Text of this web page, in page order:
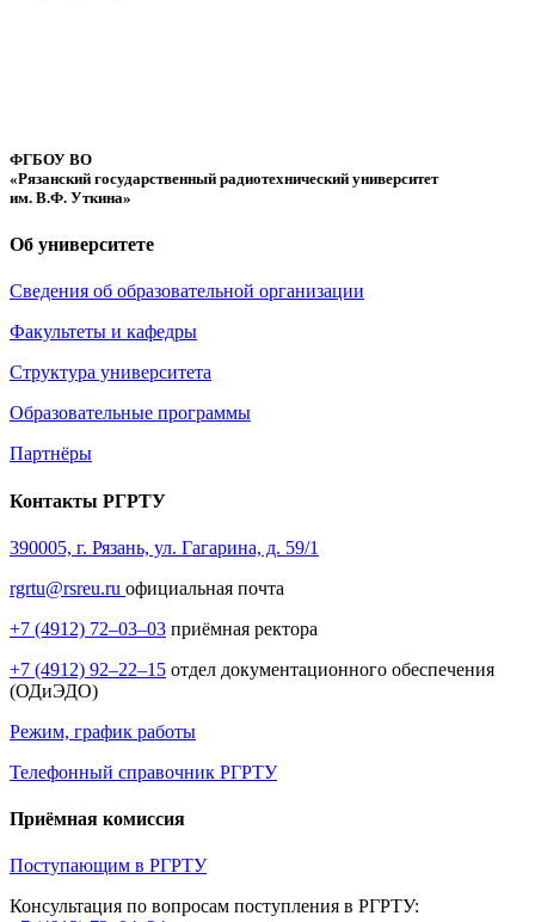
ФГБОУ ВО
«Рязанский государственный радиотехнический университет
им. В.Ф. Уткина»
Об университете
Сведения об образовательной организации
Факультеты и кафедры
Структура университета
Образовательные программы
Партнёры
Контакты РГРТУ
390005, г. Рязань, ул. Гагарина, д. 59/1
rgrtu@rsreu.ru официальная почта
+7 (4912) 72–03–03 приёмная ректора
+7 (4912) 92–22–15 отдел документационного обеспечения
(ОДиЭДО)
Режим, график работы
Телефонный справочник РГРТУ
Приёмная комиссия
Поступающим в РГРТУ
Консультация по вопросам поступления в РГРТУ: